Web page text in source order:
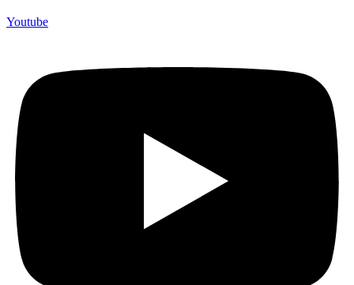
Youtube